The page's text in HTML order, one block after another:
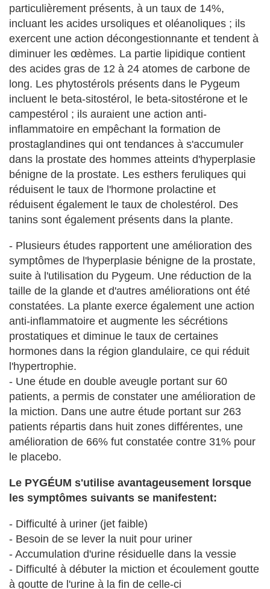
particulièrement présents, à un taux de 14%,
incluant les acides ursoliques et oléanoliques ; ils
exercent une action décongestionnante et tendent à
diminuer les œdèmes. La partie lipidique contient
des acides gras de 12 à 24 atomes de carbone de
long. Les phytostérols présents dans le Pygeum
incluent le beta-sitostérol, le beta-sitostérone et le
campestérol ; ils auraient une action anti-
inflammatoire en empêchant la formation de
prostaglandines qui ont tendances à s'accumuler
dans la prostate des hommes atteints d'hyperplasie
bénigne de la prostate. Les esthers feruliques qui
réduisent le taux de l'hormone prolactine et
réduisent également le taux de cholestérol. Des
tanins sont également présents dans la plante.
- Plusieurs études rapportent une amélioration des
symptômes de l'hyperplasie bénigne de la prostate,
suite à l'utilisation du Pygeum. Une réduction de la
taille de la glande et d'autres améliorations ont été
constatées. La plante exerce également une action
anti-inflammatoire et augmente les sécrétions
prostatiques et diminue le taux de certaines
hormones dans la région glandulaire, ce qui réduit
l'hypertrophie.
- Une étude en double aveugle portant sur 60
patients, a permis de constater une amélioration de
la miction. Dans une autre étude portant sur 263
patients répartis dans huit zones différentes, une
amélioration de 66% fut constatée contre 31% pour
le placebo.
Le PYGÉUM s'utilise avantageusement lorsque
les symptômes suivants se manifestent:
- Difficulté à uriner (jet faible)
- Besoin de se lever la nuit pour uriner
- Accumulation d'urine résiduelle dans la vessie
- Difficulté à débuter la miction et écoulement goutte
à goutte de l'urine à la fin de celle-ci